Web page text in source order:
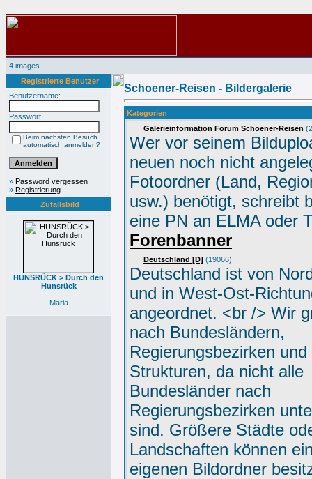
4 images
Registrierte Benutzer
Benutzername:
Passwort:
Beim nächsten Besuch
automatisch anmelden?
» Password vergessen
» Registrierung
Zufallsbild
HUNSRÜCK > Durch den
Hunsrück
Maria
Schoener-Reisen - Bildergalerie
Kategorien
Galerieinformation Forum Schoener-Reisen
Wer vor seinem
neuen noch nicht
Fotoordner (Land,
usw.) benötigt, schreibt
eine PN an ELMA oder
Forenbanner
Deutschland [D] (19066)
Deutschland ist von
und in West-Ost-
angeordnet. <br /> Wir
nach Bundesländern,
Regierungsbezirken
Strukturen, da nicht alle
Bundesländer nach
Regierungsbezirken
sind. Größere Städte
Landschaften können
eigenen Bildordner